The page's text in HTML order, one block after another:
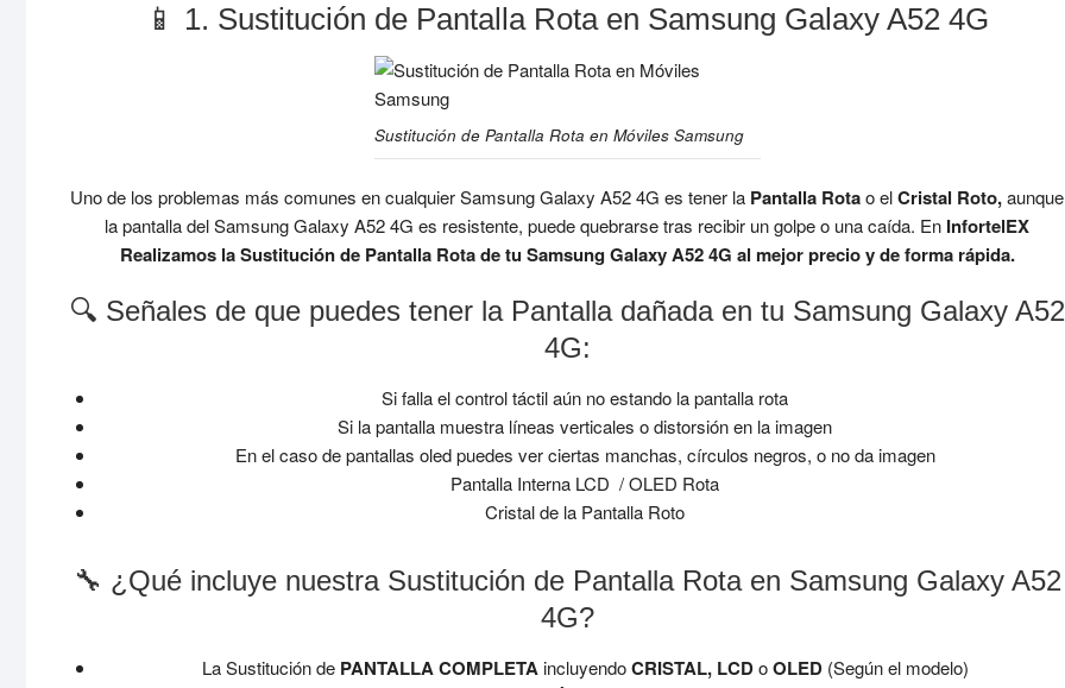
📱 1. Sustitución de Pantalla Rota en Samsung Galaxy A52 4G
Sustitución de Pantalla Rota en Móviles Samsung
Uno de los problemas más comunes en cualquier Samsung Galaxy A52 4G es tener la Pantalla Rotao elCristal Roto,aunque
la pantalla del Samsung Galaxy A52 4G es resistente, puede quebrarse tras recibir un golpe o una caída. En InfortelEX
Realizamos la Sustitución de Pantalla Rota de tu Samsung Galaxy A52 4G al mejor precio y de forma rápida.
🔍 Señales de que puedes tener la Pantalla dañada en tu Samsung Galaxy A52
4G:
Si falla el control táctil aún no estando la pantalla rota
Si la pantalla muestra líneas verticales o distorsión en la imagen
En el caso de pantallas oled puedes ver ciertas manchas, círculos negros, o no da imagen
Pantalla Interna LCD / OLED Rota
Cristal de la Pantalla Roto
🔧 ¿Qué incluye nuestra Sustitución de Pantalla Rota en Samsung Galaxy A52
4G?
La Sustitución de PANTALLA COMPLETAincluyendoCRISTAL, LCDoOLED(Según el modelo)